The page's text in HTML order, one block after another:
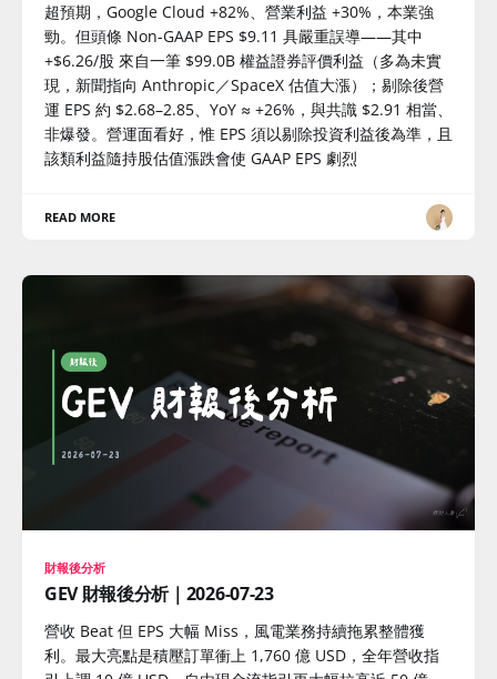
超預期，Google Cloud +82%、營業利益 +30%，本業強
勁。但頭條 Non-GAAP EPS $9.11 具嚴重誤導——其中
+$6.26/股 來自一筆 $99.0B 權益證券評價利益（多為未實
現，新聞指向 Anthropic／SpaceX 估值大漲）；剔除後營
運 EPS 約 $2.68–2.85、YoY ≈ +26%，與共識 $2.91 相當、
非爆發。營運面看好，惟 EPS 須以剔除投資利益後為準，且
該類利益隨持股估值漲跌會使 GAAP EPS 劇烈
READ MORE
財報後分析
GEV 財報後分析｜2026-07-23
營收 Beat 但 EPS 大幅 Miss，風電業務持續拖累整體獲
利。最大亮點是積壓訂單衝上 1,760 億 USD，全年營收指